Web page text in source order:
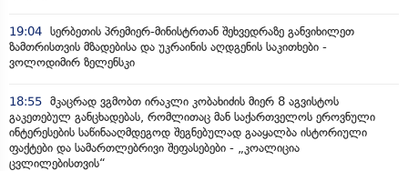
19:04 სერბეთის პრემიერ-მინისტრთან შეხვედრაზე განვიხილეთ
ზამთრისთვის მზადებისა და უკრაინის აღდგენის საკითხები -
ვოლოდიმირ ზელენსკი
18:55 მკაცრად ვგმობთ ირაკლი კობახიძის მიერ 8 აგვისტოს
გაკეთებულ განცხადებას, რომლითაც მან საქართველოს ეროვნული
ინტერესების საწინააღმდეგოდ შეგნებულად გააყალბა ისტორიული
ფაქტები და სამართლებრივი შეფასებები - „კოალიცია
ცვლილებისთვის“